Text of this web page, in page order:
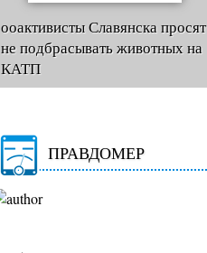
ооактивисты Славянска просят
не подбрасывать животных на
КАТП
ПРАВДОМЕР